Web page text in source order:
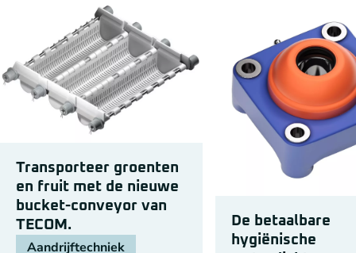
Transporteer groenten
en fruit met de nieuwe
bucket-conveyor van
TECOM.
Aandrijftechniek
De betaalbare
hygiënische